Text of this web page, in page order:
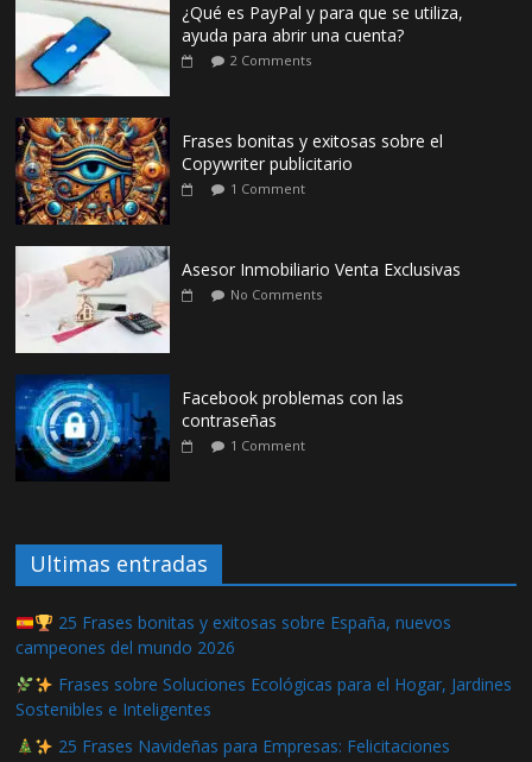
¿Qué es PayPal y para que se utiliza,
ayuda para abrir una cuenta?
2 Comments
Frases bonitas y exitosas sobre el
Copywriter publicitario
1 Comment
Asesor Inmobiliario Venta Exclusivas
No Comments
Facebook problemas con las
contraseñas
1 Comment
Ultimas entradas
25 Frases bonitas y exitosas sobre España, nuevos
campeones del mundo 2026
Frases sobre Soluciones Ecológicas para el Hogar, Jardines
Sostenibles e Inteligentes
25 Frases Navideñas para Empresas: Felicitaciones